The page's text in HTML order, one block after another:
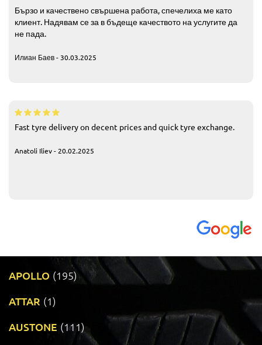
Бързо и качествено свършена работа, спечелиха ме като
клиент. Надявам се за в бъдеще качеството на услугите да
не пада.
Илиан Баев - 30.03.2025
Fast tyre delivery on decent prices and quick tyre exchange.
Anatoli Iliev - 20.02.2025
APOLLO (195)
ATTAR (1)
AUSTONE (111)